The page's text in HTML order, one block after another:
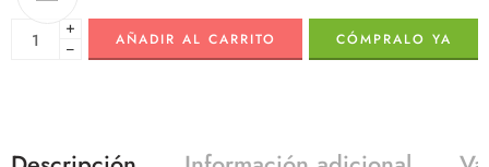
+
−
AÑADIR AL CARRITO CÓMPRALO YA